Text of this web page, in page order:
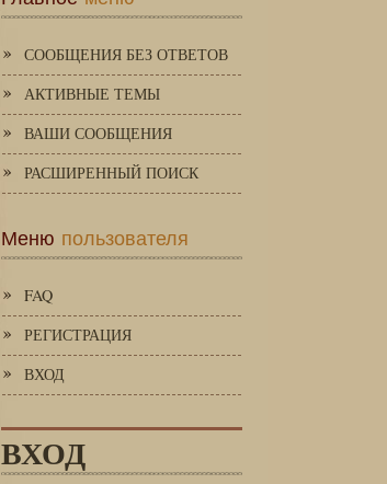
СООБЩЕНИЯ БЕЗ ОТВЕТОВ
АКТИВНЫЕ ТЕМЫ
ВАШИ СООБЩЕНИЯ
РАСШИРЕННЫЙ ПОИСК
Меню пользователя
FAQ
РЕГИСТРАЦИЯ
ВХОД
ВХОД